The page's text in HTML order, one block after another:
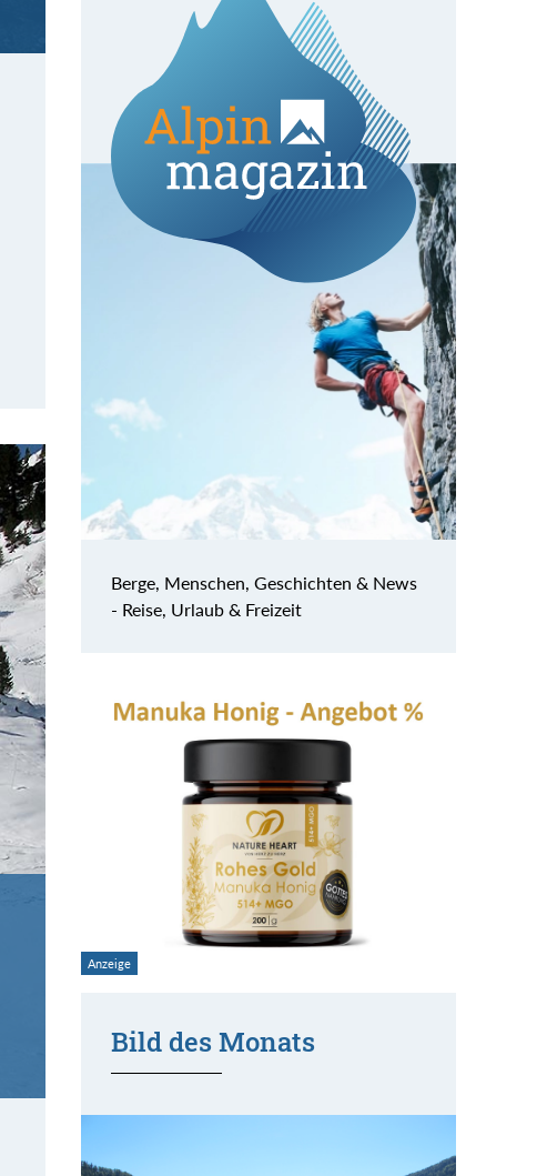
Berge, Menschen, Geschichten & News
- Reise, Urlaub & Freizeit
Bild des Monats